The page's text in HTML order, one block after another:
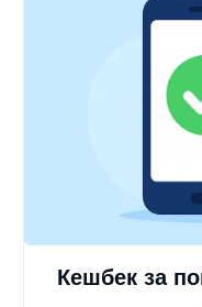
Кешбек за